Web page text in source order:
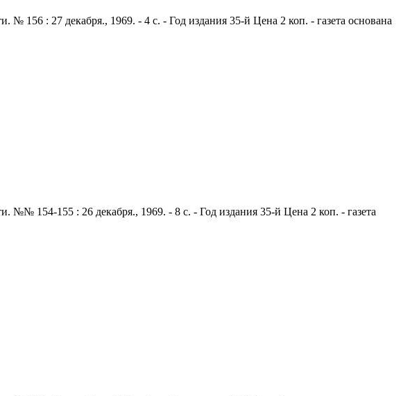
156 : 27 декабря., 1969. - 4 с. - Год издания 35-й Цена 2 коп. - газета основана
154-155 : 26 декабря., 1969. - 8 с. - Год издания 35-й Цена 2 коп. - газета